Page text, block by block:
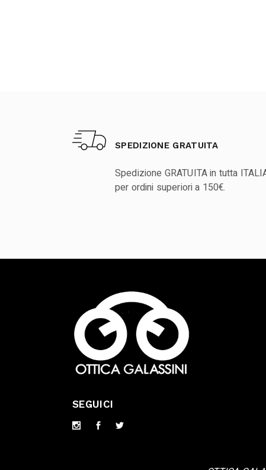
SPEDIZIONE GRATUITA
Spedizione GRATUITA in tutta
per ordini superiori a 150€.
SEGUICI